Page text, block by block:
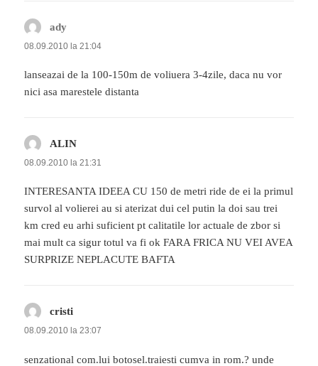
ady
08.09.2010 la 21:04
lanseazai de la 100-150m de voliuera 3-4zile, daca nu vor
nici asa marestele distanta
ALIN
08.09.2010 la 21:31
INTERESANTA IDEEA CU 150 de metri ride de ei la primul
survol al volierei au si aterizat dui cel putin la doi sau trei
km cred eu arhi suficient pt calitatile lor actuale de zbor si
mai mult ca sigur totul va fi ok FARA FRICA NU VEI AVEA
SURPRIZE NEPLACUTE BAFTA
cristi
08.09.2010 la 23:07
senzational com.lui botosel.traiesti cumva in rom.? unde